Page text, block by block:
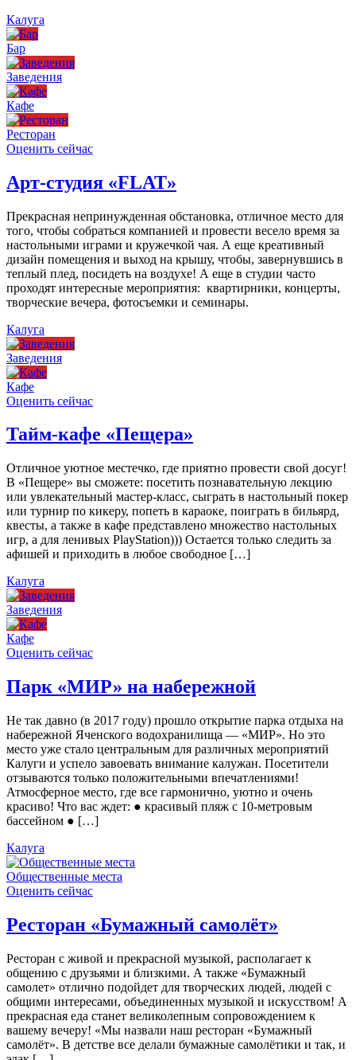
Калуга
Бар
Заведения
Кафе
Ресторан
Оценить сейчас
Арт-студия «FLAT»
Прекрасная непринужденная обстановка, отличное место для
того, чтобы собраться компанией и провести весело время за
настольными играми и кружечкой чая. А еще креативный
дизайн помещения и выход на крышу, чтобы, завернувшись в
теплый плед, посидеть на воздухе! А еще в студии часто
проходят интересные мероприятия: квартирники, концерты,
творческие вечера, фотосъемки и семинары.
Калуга
Заведения
Кафе
Оценить сейчас
Тайм-кафе «Пещера»
Отличное уютное местечко, где приятно провести свой досуг!
В «Пещере» вы сможете: посетить познавательную лекцию
или увлекательный мастер-класс, сыграть в настольный покер
или турнир по кикеру, попеть в караоке, поиграть в бильярд,
квесты, а также в кафе представлено множество настольных
игр, а для ленивых PlayStation))) Остается только следить за
афишей и приходить в любое свободное […]
Калуга
Заведения
Кафе
Оценить сейчас
Парк «МИР» на набережной
Не так давно (в 2017 году) прошло открытие парка отдыха на
набережной Яченского водохранилища — «МИР». Но это
место уже стало центральным для различных мероприятий
Калуги и успело завоевать внимание калужан. Посетители
отзываются только положительными впечатлениями!
Атмосферное место, где все гармонично, уютно и очень
красиво! Что вас ждет: ● красивый пляж с 10-метровым
бассейном ● […]
Калуга
Общественные места
Оценить сейчас
Ресторан «Бумажный самолёт»
Ресторан с живой и прекрасной музыкой, располагает к
общению с друзьями и близкими. А также «Бумажный
самолет» отлично подойдет для творческих людей, людей с
общими интересами, объединенных музыкой и искусством! А
прекрасная еда станет великолепным сопровождением к
вашему вечеру! «Мы назвали наш ресторан «Бумажный
самолёт». В детстве все делали бумажные самолётики и так, и